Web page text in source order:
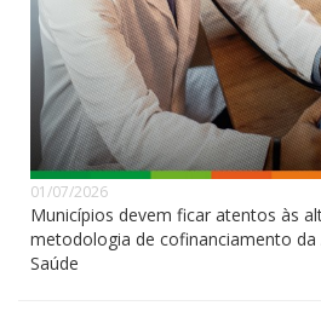
01/07/2026
Municípios devem ficar atentos às
metodologia de cofinanciamento da
Saúde